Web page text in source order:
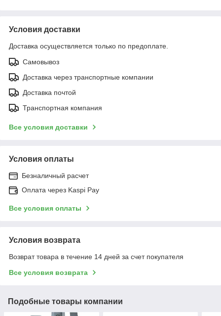
Условия доставки
Доставка осуществляется только по предоплате.
Самовывоз
Доставка через транспортные компании
Доставка почтой
Транспортная компания
Все условия доставки
Условия оплаты
Безналичный расчет
Оплата через Kaspi Pay
Все условия оплаты
Условия возврата
Возврат товара в течение 14 дней за счет покупателя
Все условия возврата
Подобные товары компании